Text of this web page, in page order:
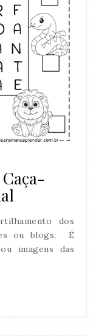
dos
ou blogs; É
imagens das